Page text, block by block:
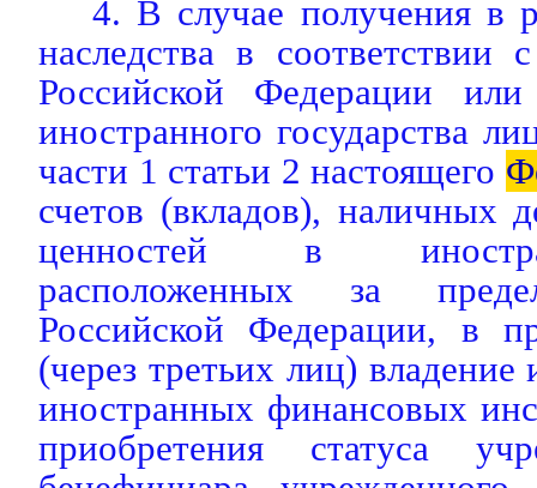
4. В случае получения в
наследства в соответствии
Российской Федерации или
иностранного государства
части 1 статьи 2 настоящего
счетов (вкладов), наличных
ценностей в
расположенных за
Российской Федерации, в
(через третьих лиц)
иностранных финансовых
приобретения статуса